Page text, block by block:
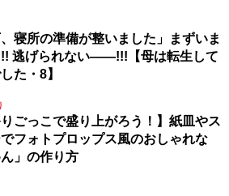
、寝所の準備が整いました」まずいま
逃げられない――!!!【母は転生して
た・8】
りごっこで盛り上がろう！】紙皿やス
でフォトプロップス風のおしゃれな
ん」の作り方